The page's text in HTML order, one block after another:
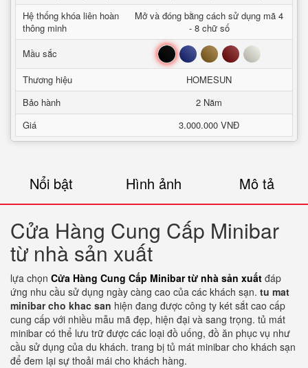
Hệ thống khóa liên hoàn
thông minh
Mở và đóng bằng cách sử dụng mã 4
- 8 chữ số
Mầu sắc
Đen Xanh Nâu Đỏ Trắng
Thương hiệu
HOMESUN
Bảo hành
2 Năm
Giá
3.000.000 VNĐ
Nổi bật Hình ảnh Mô tả
Cửa Hàng Cung Cấp Minibar
từ nhà sản xuất
lựa chọn Cửa Hàng Cung Cấp Minibar từ nhà sản xuất đáp
ứng nhu cầu sử dụng ngày càng cao của các khách sạn. tu mat
minibar cho khac san hiện đang được công ty két sắt cao cấp
cung cấp với nhiều mẫu mã đẹp, hiện đại và sang trọng. tủ mát
minibar có thể lưu trữ được các loại đồ uống, đồ ăn phục vụ như
cầu sử dụng của du khách. trang bị tủ mát minibar cho khách sạn
để đem lại sự thoải mái cho khách hàng.